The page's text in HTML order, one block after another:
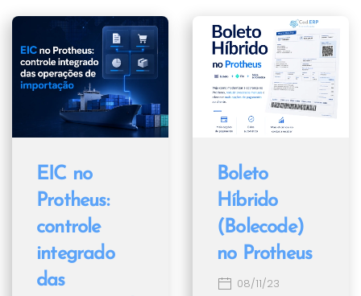
EIC no
Protheus:
controle
integrado
das
Boleto
Híbrido
(Bolecode)
no Protheus
08/11/23